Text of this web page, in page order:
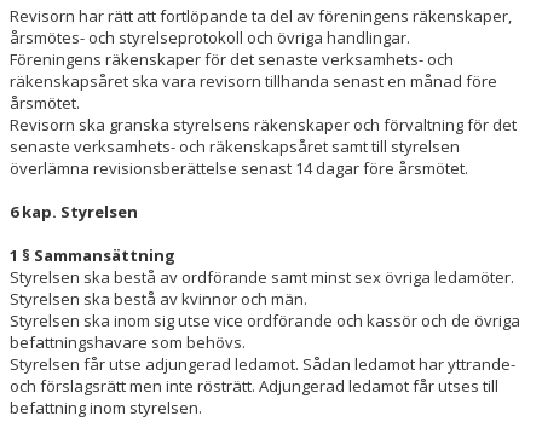
Revisorn har rätt att fortlöpande ta del av föreningens räkenskaper,
årsmötes- och styrelseprotokoll och övriga handlingar.
Föreningens räkenskaper för det senaste verksamhets- och
räkenskapsåret ska vara revisorn tillhanda senast en månad före
årsmötet.
Revisorn ska granska styrelsens räkenskaper och förvaltning för det
senaste verksamhets- och räkenskapsåret samt till styrelsen
överlämna revisionsberättelse senast 14 dagar före årsmötet.
6 kap. Styrelsen
1 § Sammansättning
Styrelsen ska bestå av ordförande samt minst sex övriga ledamöter.
Styrelsen ska bestå av kvinnor och män.
Styrelsen ska inom sig utse vice ordförande och kassör och de övriga
befattningshavare som behövs.
Styrelsen får utse adjungerad ledamot. Sådan ledamot har yttrande-
och förslagsrätt men inte rösträtt. Adjungerad ledamot får utses till
befattning inom styrelsen.